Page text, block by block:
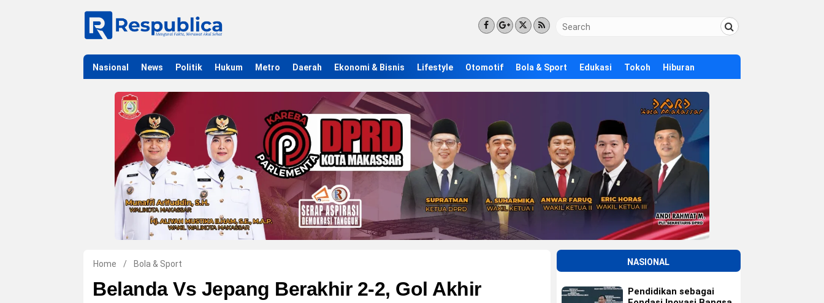
Nasional News Politik Hukum Metro Daerah Ekonomi & Bisnis Lifestyle Otomotif Bola & Sport Edukasi Tokoh Hiburan
Home / Bola & Sport
Belanda Vs Jepang Berakhir 2-2, Gol Akhir
NASIONAL
Pendidikan sebagai